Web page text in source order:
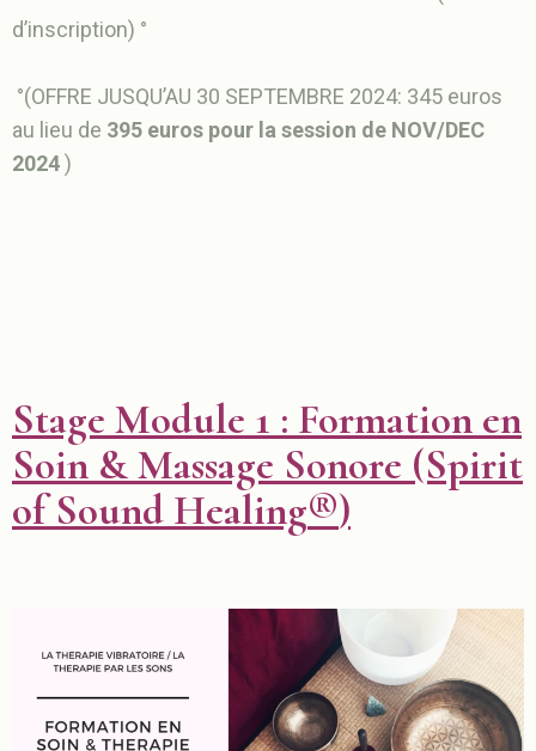
d’inscription) °
°(OFFRE JUSQU’AU 30 SEPTEMBRE 2024: 345 euros
au lieu de 395 euros pour la session de NOV/DEC
2024)
Stage Module 1 : Formation en
Soin & Massage Sonore (Spirit
of Sound Healing®)